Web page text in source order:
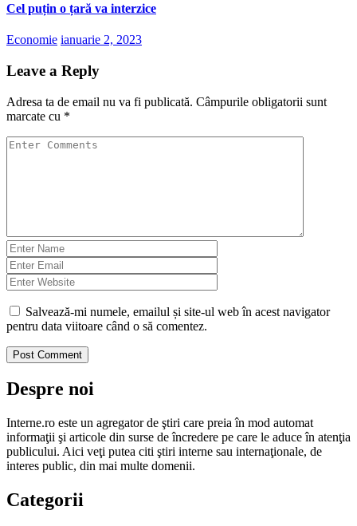
Cel puțin o țară va interzice
Economie ianuarie 2, 2023
Leave a Reply
Adresa ta de email nu va fi publicată. Câmpurile obligatorii sunt
marcate cu *
Salvează-mi numele, emailul și site-ul web în acest navigator
pentru data viitoare când o să comentez.
Despre noi
Interne.ro este un agregator de ştiri care preia în mod automat
informaţii şi articole din surse de încredere pe care le aduce în atenţia
publicului. Aici veţi putea citi ştiri interne sau internaţionale, de
interes public, din mai multe domenii.
Categorii